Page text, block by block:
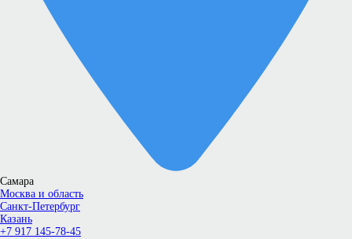
Самара
Москва и область
Санкт-Петербург
Казань
+7 917 145-78-45